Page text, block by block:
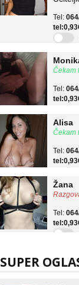
Čekam
Čekam
SUPER